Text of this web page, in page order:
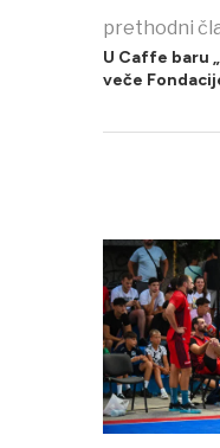
prethodni
U Caffe baru
veče